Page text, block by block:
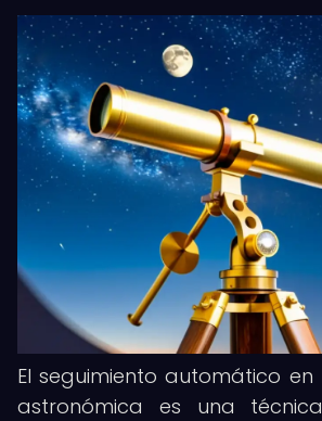
El seguimiento automático
astronómica es una